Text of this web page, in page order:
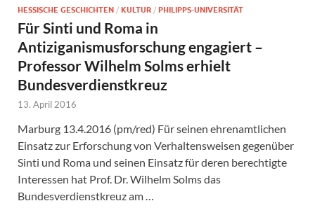
HESSISCHE GESCHICHTEN / KULTUR / PHILIPPS-UNIVERSITÄT
Für Sinti und Roma in
Antiziganismusforschung engagiert –
Professor Wilhelm Solms erhielt
Bundesverdienstkreuz
13. April 2016
Marburg 13.4.2016 (pm/red) Für seinen ehrenamtlichen
Einsatz zur Erforschung von Verhaltensweisen gegenüber
Sinti und Roma und seinen Einsatz für deren berechtigte
Interessen hat Prof. Dr. Wilhelm Solms das
Bundesverdienstkreuz am …